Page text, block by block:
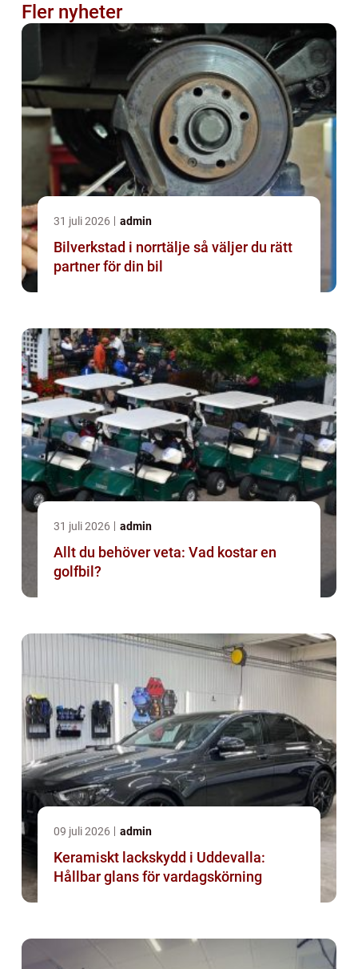
Fler nyheter
31 juli 2026 admin
Bilverkstad i norrtälje så väljer du rätt
partner för din bil
31 juli 2026 admin
Allt du behöver veta: Vad kostar en
golfbil?
09 juli 2026 admin
Keramiskt lackskydd i Uddevalla:
Hållbar glans för vardagskörning